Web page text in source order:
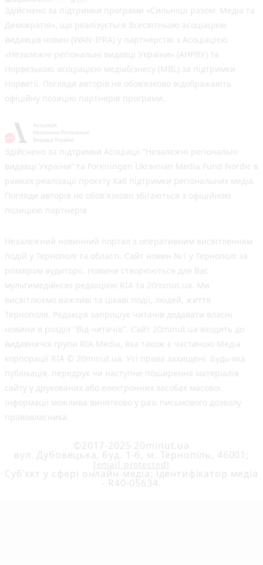
Здійснено за підтримки програми «Сильніші разом: Медіа та
Демократія», що реалізується Всесвітньою асоціацією
видавців новин (WAN-IFRA) у партнерстві з Асоціацією
«Незалежні регіональні видавці України» (АНРВУ) та
Норвезькою асоціацією медіабізнесу (MBL) за підтримки
Норвегії. Погляди авторів не обов’язково відображають
офіційну позицію партнерів програми.
Здійснено за підтримки Асоціації “Незалежні регіональні
видавці України” та Foreningen Ukrainian Media Fund Nordic в
рамках реалізації проєкту Хаб підтримки регіональних медіа.
Погляди авторів не обов'язково збігаються з офіційною
позицією партнерів
Незалежний новинний портал з оперативним висвітленням
подій у Тернополі та області. Сайт новин №1 у Тернополі за
розміром аудиторії. Новини створюються для Вас
мультимедійною редакцією RIA та 20minut.ua. Ми
висвітлюємо важливі та цікаві події, людей, життя
Тернополя. Редакція запрошує читачів додавати власні
новини в розділ "Від читачів". Сайт 20minut.ua входить до
видавничої групи RIA Media, яка також є частиною Медіа
корпорації RIA © 20minut.ua. Усі права захищені. Будь-яка
публiкацiя, передрук чи наступне поширення матеріалів
сайту у друкованих або електронних засобах масової
інформації можлива винятково у разі письмового дозволу
правовласника.
©2017-2025 20minut.ua
вул. Дубовецька, буд. 1-б, м. Тернопіль, 46001;
[email protected]
Cуб'єкт у сфері онлайн-медіа; ідентифікатор медіа
- R40-05634.